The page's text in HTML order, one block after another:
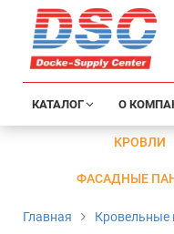
КАТАЛОГ О
КРОВЛИ
ФАСАДНЫЕ
Главная Кровельные